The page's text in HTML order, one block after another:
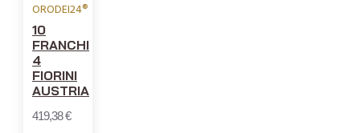
ORODEI24®
10
FRANCHI
4
FIORINI
AUSTRIA
419,38 €